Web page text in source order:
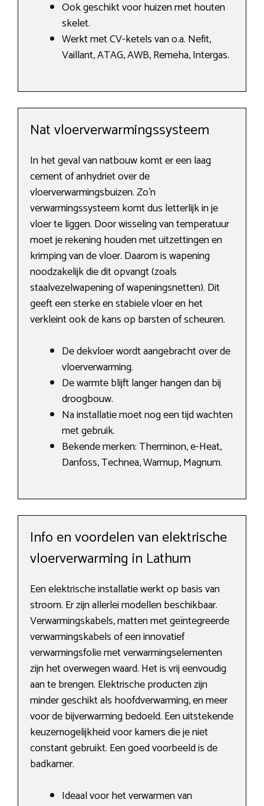
Ook geschikt voor huizen met houten
skelet.
Werkt met CV-ketels van o.a. Nefit,
Vaillant, ATAG, AWB, Remeha, Intergas.
Nat vloerverwarmingssysteem
In het geval van natbouw komt er een laag
cement of anhydriet over de
vloerverwarmingsbuizen. Zo’n
verwarmingssysteem komt dus letterlijk in je
vloer te liggen. Door wisseling van temperatuur
moet je rekening houden met uitzettingen en
krimping van de vloer. Daarom is wapening
noodzakelijk die dit opvangt (zoals
staalvezelwapening of wapeningsnetten). Dit
geeft een sterke en stabiele vloer en het
verkleint ook de kans op barsten of scheuren.
De dekvloer wordt aangebracht over de
vloerverwarming.
De warmte blijft langer hangen dan bij
droogbouw.
Na installatie moet nog een tijd wachten
met gebruik.
Bekende merken: Therminon, e-Heat,
Danfoss, Technea, Warmup, Magnum.
Info en voordelen van elektrische
vloerverwarming in Lathum
Een elektrische installatie werkt op basis van
stroom. Er zijn allerlei modellen beschikbaar.
Verwarmingskabels, matten met geïntegreerde
verwarmingskabels of een innovatief
verwarmingsfolie met verwarmingselementen
zijn het overwegen waard. Het is vrij eenvoudig
aan te brengen. Elektrische producten zijn
minder geschikt als hoofdverwarming, en meer
voor de bijverwarming bedoeld. Een uitstekende
keuzemogelijkheid voor kamers die je niet
constant gebruikt. Een goed voorbeeld is de
badkamer.
Ideaal voor het verwarmen van